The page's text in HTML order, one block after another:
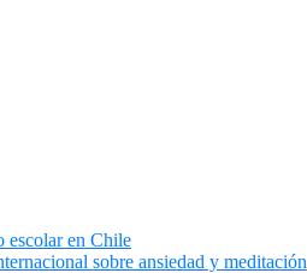
escolar en Chile
sobre ansiedad y meditación